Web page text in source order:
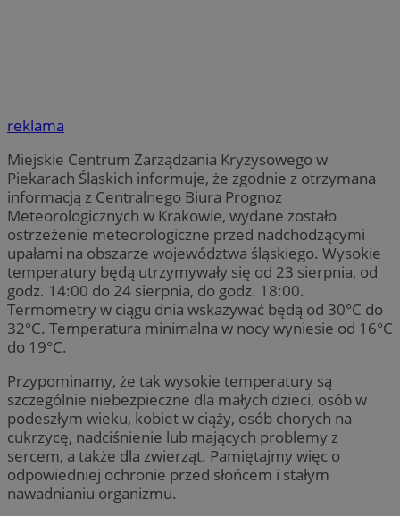
reklama
Miejskie Centrum Zarządzania Kryzysowego w
Piekarach Śląskich informuje, że zgodnie z otrzymana
informacją z Centralnego Biura Prognoz
Meteorologicznych w Krakowie, wydane zostało
ostrzeżenie meteorologiczne przed nadchodzącymi
upałami na obszarze województwa śląskiego. Wysokie
temperatury będą utrzymywały się od 23 sierpnia, od
godz. 14:00 do 24 sierpnia, do godz. 18:00.
Termometry w ciągu dnia wskazywać będą od 30°C do
32°C. Temperatura minimalna w nocy wyniesie od 16°C
do 19°C.
Przypominamy, że tak wysokie temperatury są
szczególnie niebezpieczne dla małych dzieci, osób w
podeszłym wieku, kobiet w ciąży, osób chorych na
cukrzycę, nadciśnienie lub mających problemy z
sercem, a także dla zwierząt. Pamiętajmy więc o
odpowiedniej ochronie przed słońcem i stałym
nawadnianiu organizmu.